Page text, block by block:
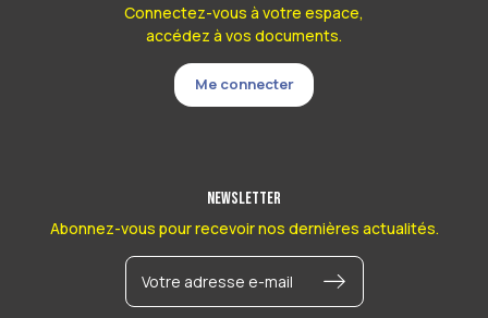
Connectez-vous à votre espace,
accédez à vos documents.
Me connecter
Newsletter
Abonnez-vous pour recevoir nos dernières actualités.